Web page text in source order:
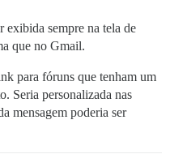
exibida sempre na tela de
que no Gmail.
para fóruns que tenham um
Seria personalizada nas
mensagem poderia ser